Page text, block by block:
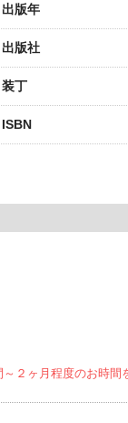
出版年
出版社
装丁
ISBN
２ヶ月程度のお時